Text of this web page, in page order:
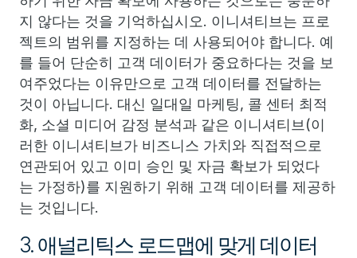
지 않다는 것을 기억하십시오. 이니셔티브는 프로
젝트의 범위를 지정하는 데 사용되어야 합니다. 예
를 들어 단순히 고객 데이터가 중요하다는 것을 보
여주었다는 이유만으로 고객 데이터를 전달하는
것이 아닙니다. 대신 일대일 마케팅, 콜 센터 최적
화, 소셜 미디어 감정 분석과 같은 이니셔티브(이
러한 이니셔티브가 비즈니스 가치와 직접적으로
연관되어 있고 이미 승인 및 자금 확보가 되었다
는 가정하)를 지원하기 위해 고객 데이터를 제공하
는 것입니다.
3. 애널리틱스 로드맵에 맞게 데이터